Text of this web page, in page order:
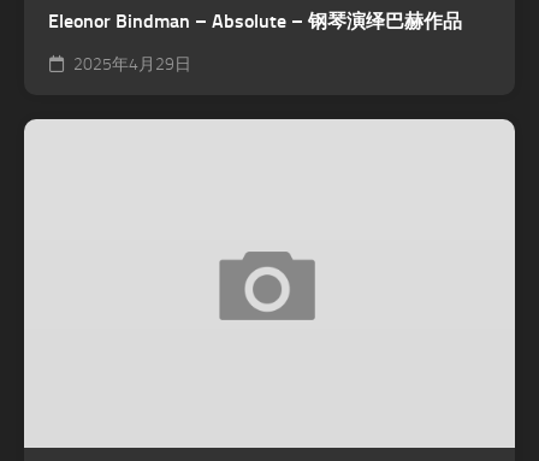
Eleonor Bindman – Absolute – 钢琴演绎巴赫作品
2025年4月29日